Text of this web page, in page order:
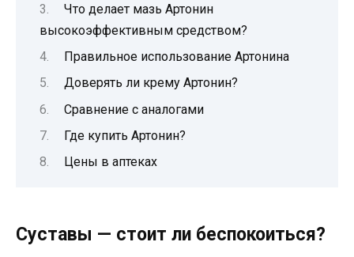
Что делает мазь Артонин
высокоэффективным средством?
Правильное использование Артонина
Доверять ли крему Артонин?
Сравнение с аналогами
Где купить Артонин?
Цены в аптеках
Суставы — стоит ли беспокоиться?